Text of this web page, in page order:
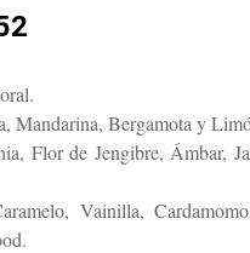
precios:
desde
$117.08
hasta
Mandarina, Bergamota y
Flor de Jengibre, Ámbar,
Vainilla,